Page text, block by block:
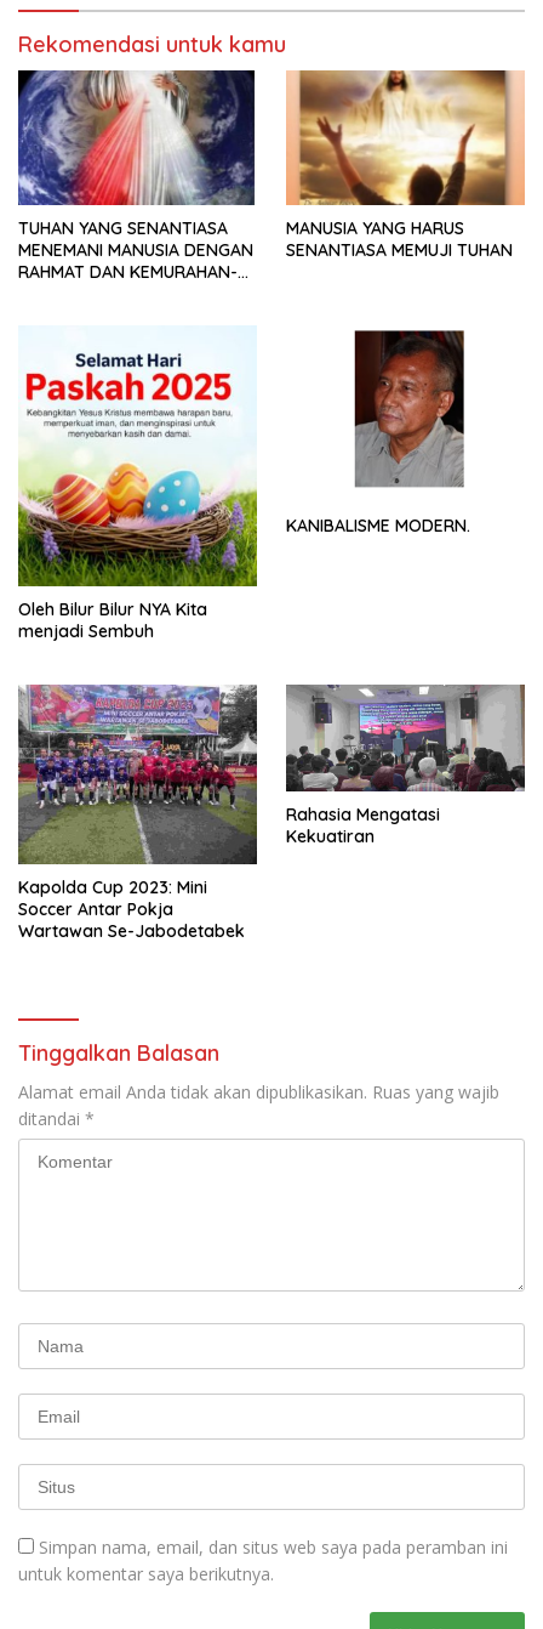
Rekomendasi untuk kamu
TUHAN YANG SENANTIASA
MENEMANI MANUSIA DENGAN
RAHMAT DAN KEMURAHAN-
MANUSIA YANG HARUS
SENANTIASA MEMUJI TUHAN
Oleh Bilur Bilur NYA Kita
menjadi Sembuh
KANIBALISME MODERN.
Kapolda Cup 2023: Mini
Soccer Antar Pokja
Wartawan Se-Jabodetabek
Rahasia Mengatasi
Kekuatiran
Tinggalkan Balasan
Alamat email Anda tidak akan dipublikasikan. Ruas yang wajib
ditandai *
Simpan nama, email, dan situs web saya pada peramban ini
untuk komentar saya berikutnya.